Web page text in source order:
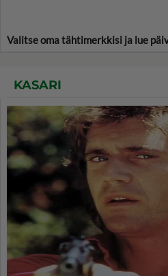
Valitse oma tähtimerkkisi ja lue
KASARI